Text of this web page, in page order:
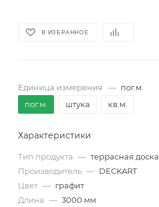
В ИЗБРАННОЕ
Единица измерения — пог.м.
пог.м.
штука кв.м.
Характеристики
Тип продукта — террасная доска
Производитель — DECKART
Цвет — графит
Длина — 3000 мм